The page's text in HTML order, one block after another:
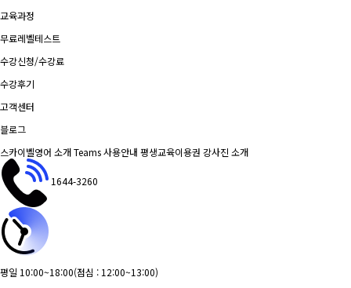
교육과정
무료레벨테스트
수강신청/수강료
수강후기
고객센터
블로그
스카이벨영어 소개Teams 사용안내 평생교육이용권 강사진 소개
1644-3260
평일 10:00~18:00(점심 : 12:00~13:00)